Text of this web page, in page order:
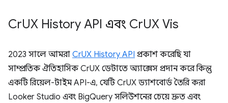
CrUX History API এবং CrUX Vis
2023 সালে আমরা CrUX History API প্রকাশ করেছি যা
সাম্প্রতিক ঐতিহাসিক CrUX ডেটাতে অ্যাক্সেস প্রদান করে কিন্তু
একটি রিয়েল-টাইম API-এ, যেটি CrUX ড্যাশবোর্ড তৈরি করা
Looker Studio এবং BigQuery সলিউশনের চেয়ে দ্রুত এবং